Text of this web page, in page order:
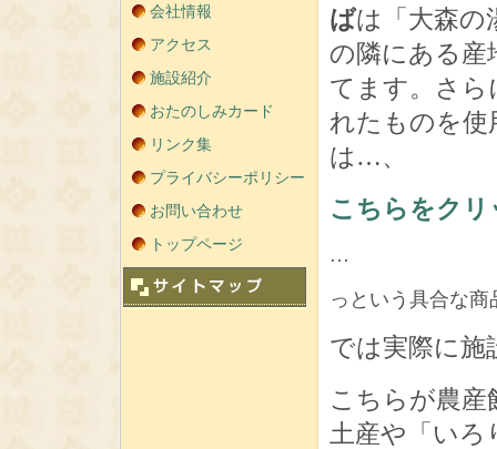
会社情報
アクセス
施設紹介
おたのしみカード
リンク集
プライバシーポリシー
お問い合わせ
トップページ
ばは「大森の
の隣にある産
てます。さら
れたものを使
は…、
こちらをクリ
…
っという具合な
では実際に施
こちらが農
土産や「いろ